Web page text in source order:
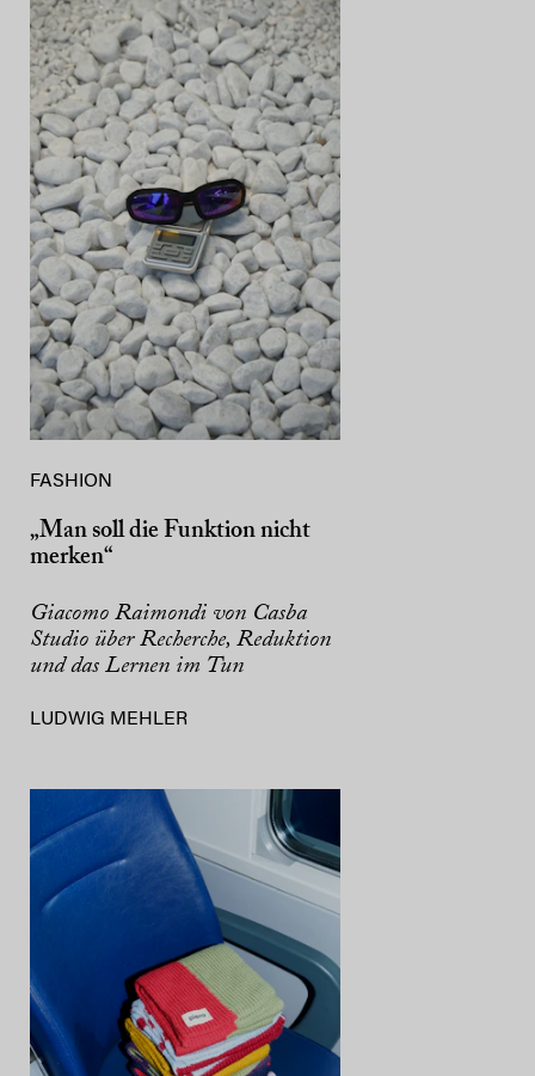
FASHION
„Man soll die Funktion nicht
merken“
Giacomo Raimondi von Casba
Studio über Recherche, Reduktion
und das Lernen im Tun
LUDWIG MEHLER